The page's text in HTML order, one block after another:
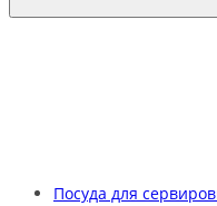
Посуда для